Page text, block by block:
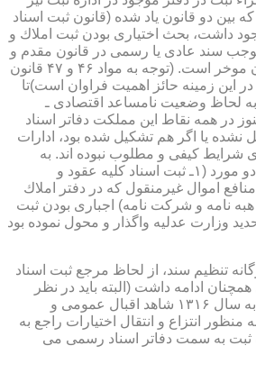
بین دو قانون یاد شده (قانون ثبت اسناد
۱۳۰۸ و ۱۳۱۰) وجود داشت، بحث اختیاری بودن ثبت املاك و
موجب سند عادی یا رسمی در قانون مقدم و
اجباری شدن آن در قانون موخر است. (توجه به مواد ۴۶ و ۴۷ قانون
ثبت اسناد و املاك ۱۳۱۰ در این زمینه حائز اهمیت فراوان است)تا
لحاظ وضعیت نامساعد اقتصادی ـ
در همه نقاط این مملكت دفاتر اسناد
نشده یا اگر هم تشكیل شده بود، ادارات
شرایط كیفی و مطلوب نبوده اند. به
همین جهت قانونگذار در دو مورد (۱ـ ثبت اسناد كلیه عقود و
اموال غیرمنقول كه در دفتر املاك
نامه، هبه نامه و شركت نامه) اجباری بودن ثبت
وزارت عدلیه واگذار و محول نموده بود
دوگانه تنظیم سند، از لحاظ مرجع ثبت اسناد
ادامه داشت (البته باید در نظر
داشت كه با نزدیك شدن به سال ۱۳۱۶ شاهد اقبال عمومی و
منظور انتزاع و انتقال اختیارات راجع به
ثبت به سمت دفاتر اسناد رسمی می